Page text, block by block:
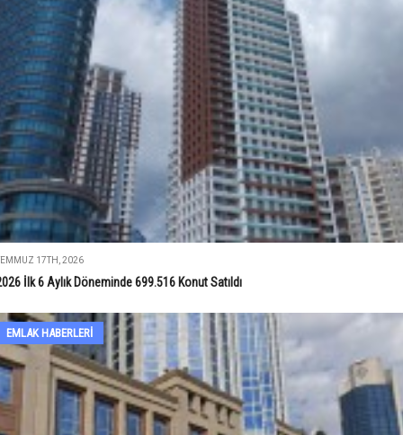
17TH, 2026
İlk 6 Aylık Döneminde 699.516 Konut Satıldı
EMLAK HABERLERI